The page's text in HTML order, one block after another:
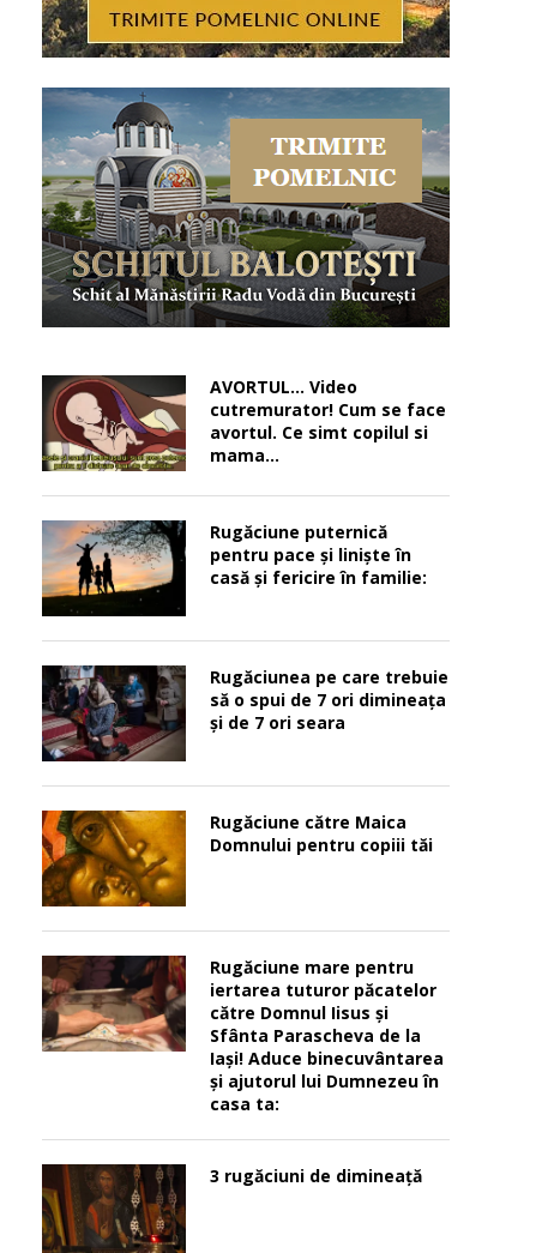
AVORTUL… Video
cutremurator! Cum se face
avortul. Ce simt copilul si
mama…
Rugăciune puternică
pentru pace şi linişte în
casă şi fericire în familie:
Rugăciunea pe care trebuie
să o spui de 7 ori dimineața
și de 7 ori seara
Rugăciune către Maica
Domnului pentru copiii tăi
Rugăciune mare pentru
iertarea tuturor păcatelor
către Domnul Iisus şi
Sfânta Parascheva de la
Iaşi! Aduce binecuvântarea
şi ajutorul lui Dumnezeu în
casa ta:
3 rugăciuni de dimineață